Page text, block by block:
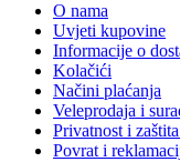
O nama
Uvjeti kupovine
Informacije o
Kolačići
Načini plaćanja
Veleprodaja i
Privatnost i
Povrat i